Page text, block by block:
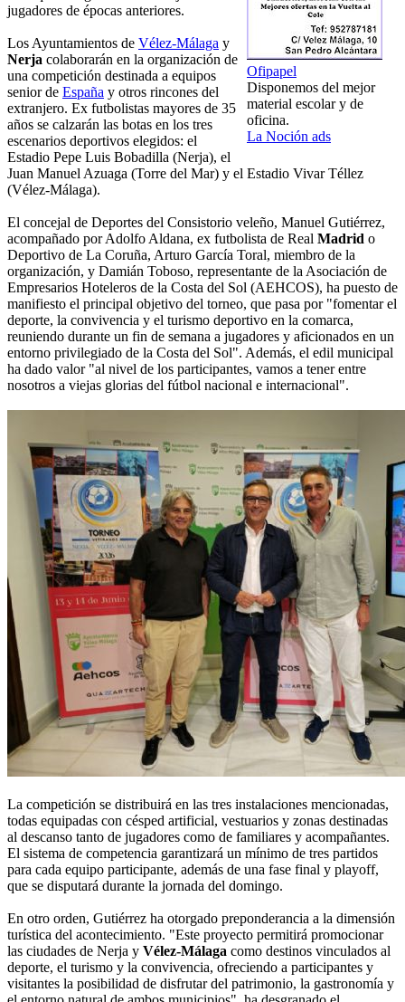
Ofipapel
Disponemos del mejor
material escolar y de
oficina.
La Noción ads
jugadores de épocas anteriores.
Los Ayuntamientos de Vélez-Málaga y
Nerja colaborarán en la organización de
una competición destinada a equipos
senior de España y otros rincones del
extranjero. Ex futbolistas mayores de 35
años se calzarán las botas en los tres
escenarios deportivos elegidos: el
Estadio Pepe Luis Bobadilla (Nerja), el
Juan Manuel Azuaga (Torre del Mar) y el Estadio Vivar Téllez
(Vélez-Málaga).
El concejal de Deportes del Consistorio veleño, Manuel Gutiérrez,
acompañado por Adolfo Aldana, ex futbolista de Real Madrid o
Deportivo de La Coruña, Arturo García Toral, miembro de la
organización, y Damián Toboso, representante de la Asociación de
Empresarios Hoteleros de la Costa del Sol (AEHCOS), ha puesto de
manifiesto el principal objetivo del torneo, que pasa por "fomentar el
deporte, la convivencia y el turismo deportivo en la comarca,
reuniendo durante un fin de semana a jugadores y aficionados en un
entorno privilegiado de la Costa del Sol". Además, el edil municipal
ha dado valor "al nivel de los participantes, vamos a tener entre
nosotros a viejas glorias del fútbol nacional e internacional".
La competición se distribuirá en las tres instalaciones mencionadas,
todas equipadas con césped artificial, vestuarios y zonas destinadas
al descanso tanto de jugadores como de familiares y acompañantes.
El sistema de competencia garantizará un mínimo de tres partidos
para cada equipo participante, además de una fase final y playoff,
que se disputará durante la jornada del domingo.
En otro orden, Gutiérrez ha otorgado preponderancia a la dimensión
turística del acontecimiento. "Este proyecto permitirá promocionar
las ciudades de Nerja y Vélez-Málaga como destinos vinculados al
deporte, el turismo y la convivencia, ofreciendo a participantes y
visitantes la posibilidad de disfrutar del patrimonio, la gastronomía y